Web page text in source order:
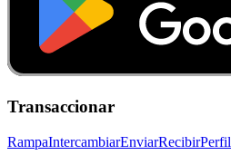
Transaccionar
RampaIntercambiarEnviarRecibirPerfil